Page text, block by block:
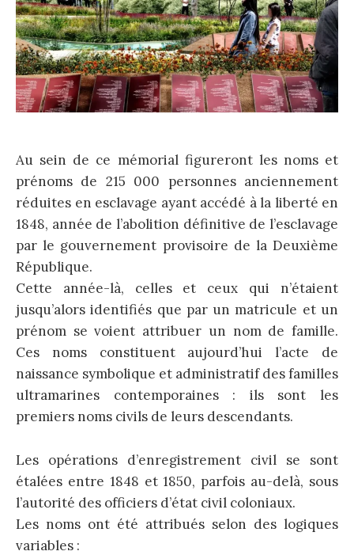
Au sein de ce mémorial figureront les noms et
prénoms de 215 000 personnes anciennement
réduites en esclavage ayant accédé à la liberté en
1848, année de l’abolition définitive de l’esclavage
par le gouvernement provisoire de la Deuxième
République.
Cette année-là, celles et ceux qui n’étaient
jusqu’alors identifiés que par un matricule et un
prénom se voient attribuer un nom de famille.
Ces noms constituent aujourd’hui l’acte de
naissance symbolique et administratif des familles
ultramarines contemporaines : ils sont les
premiers noms civils de leurs descendants.
Les opérations d’enregistrement civil se sont
étalées entre 1848 et 1850, parfois au-delà, sous
l’autorité des officiers d’état civil coloniaux.
Les noms ont été attribués selon des logiques
variables :